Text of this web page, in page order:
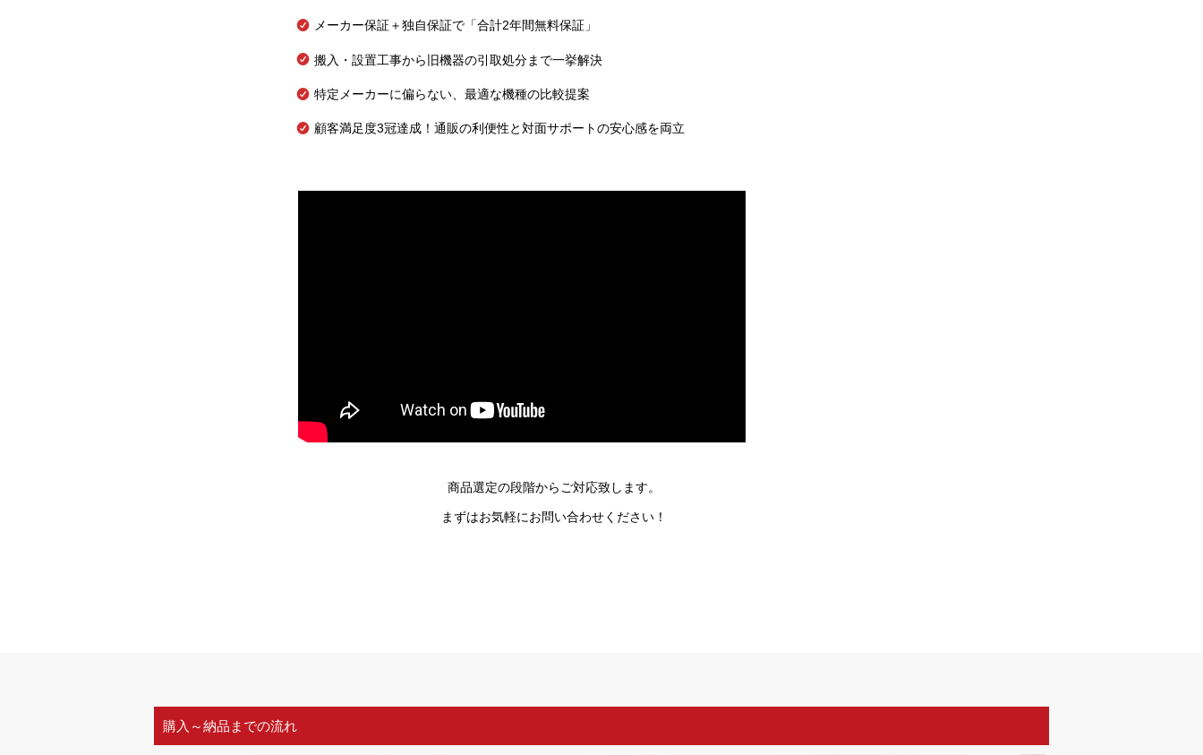
メーカー保証＋独自保証で「合計2年間無料保証」
搬入・設置工事から旧機器の引取処分まで一挙解決
特定メーカーに偏らない、最適な機種の比較提案
顧客満足度3冠達成！通販の利便性と対面サポートの安心感を両立
商品選定の段階からご対応致します。
まずはお気軽にお問い合わせください！
購入～納品までの流れ